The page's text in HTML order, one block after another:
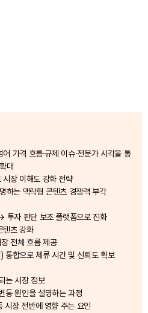
가격 흐름·규제 이슈·전문가 시각을 통
대
장 이해도 강화 전략
하는 맥락형 콘텐츠 경쟁력 부각
투자 판단 보조 플랫폼으로 진화
텐츠 강화
전체 흐름 제공
통합으로 체류 시간 및 신뢰도 확보
는 시장 정보
동 원인을 설명하는 과정
시장 전반에 영향 주는 요인